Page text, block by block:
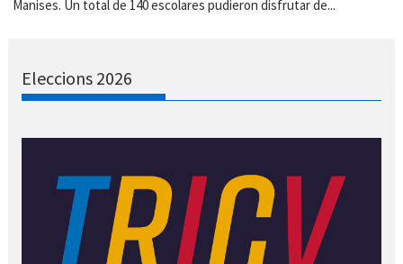
Manises. Un total de 140 escolares pudieron disfrutar de...
Eleccions 2026